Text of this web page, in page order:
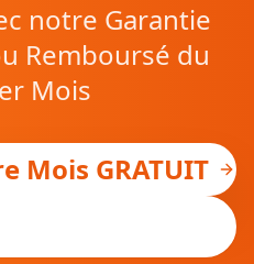
notre Garantie
Remboursé du
Mois
Mois GRATUIT